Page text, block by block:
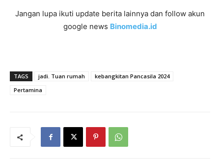
Jangan lupa ikuti update berita lainnya dan follow akun
google news Binomedia.id
TAGS jadi. Tuan rumah
kebangkitan Pancasila 2024
Pertamina